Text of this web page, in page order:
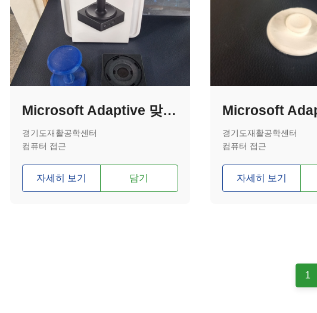
Microsoft Adaptive 맞춤형 조이스틱 손잡이(T자형)
경기도재활공학센터
컴퓨터 접근
자세히 보기 담기
경기도재활공학센터
컴퓨터 접근
자세히 보기
1